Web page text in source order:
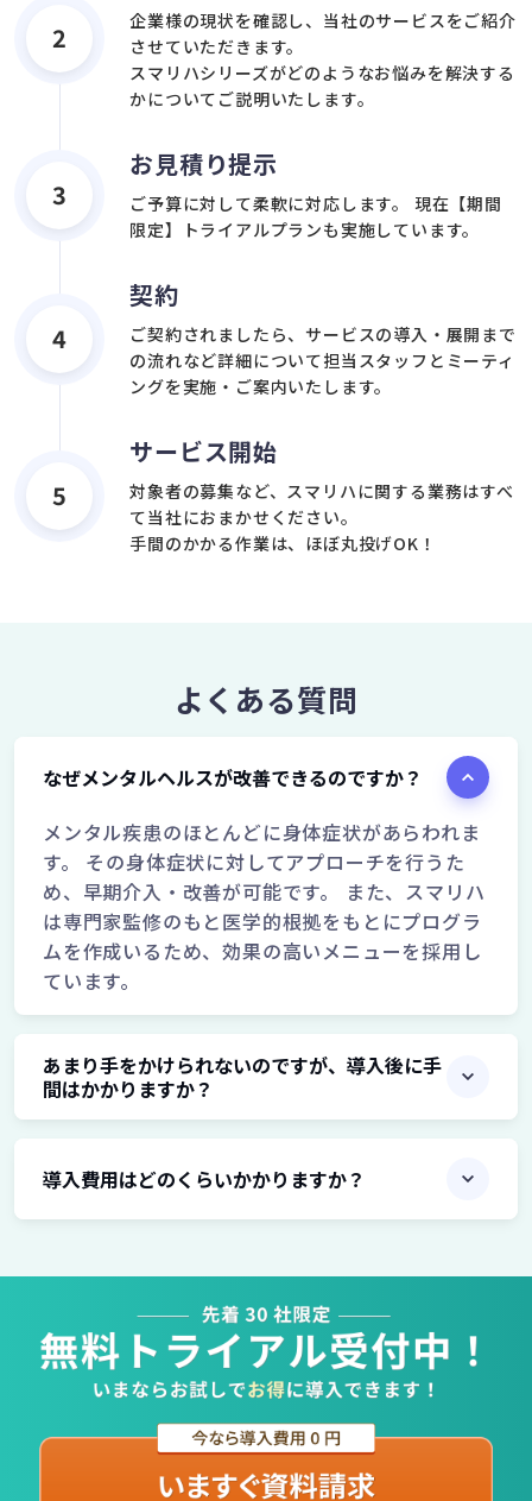
2
企業様の現状を確認し、当社のサービスをご紹介
させていただきます。
スマリハシリーズがどのようなお悩みを解決する
かについてご説明いたします。
3
お見積り提示
ご予算に対して柔軟に対応します。 現在【期間
限定】トライアルプランも実施しています。
4
契約
ご契約されましたら、サービスの導入・展開まで
の流れなど詳細について担当スタッフとミーティ
ングを実施・ご案内いたします。
5
サービス開始
対象者の募集など、スマリハに関する業務はすべ
て当社におまかせください。
手間のかかる作業は、ほぼ丸投げOK！
よくある質問
なぜメンタルヘルスが改善できるのですか？
メンタル疾患のほとんどに身体症状があらわれま
す。 その身体症状に対してアプローチを行うた
め、早期介入・改善が可能です。 また、スマリハ
は専門家監修のもと医学的根拠をもとにプログラ
ムを作成いるため、効果の高いメニューを採用し
ています。
あまり手をかけられないのですが、導入後に手
間はかかりますか？
導入費用はどのくらいかかりますか？